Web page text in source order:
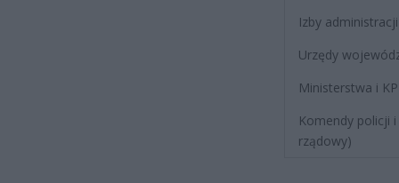
Izby
Urzędy
Ministerstwa i
Komendy policji
rządowy)